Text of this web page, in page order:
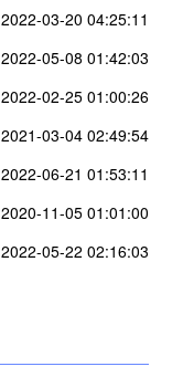
2022-03-20 04:25:11
2022-05-08 01:42:03
2022-02-25 01:00:26
2021-03-04 02:49:54
2022-06-21 01:53:11
2020-11-05 01:01:00
2022-05-22 02:16:03